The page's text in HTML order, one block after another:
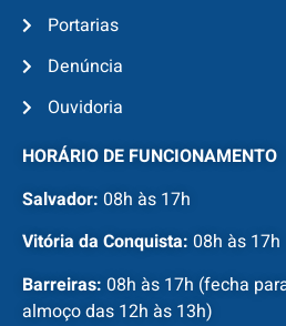
Portarias
Denúncia
Ouvidoria
HORÁRIO DE FUNCIONAMENTO
Salvador: 08h às 17h
Vitória da Conquista: 08h às 17h
Barreiras: 08h às 17h (fecha
almoço das 12h às 13h)